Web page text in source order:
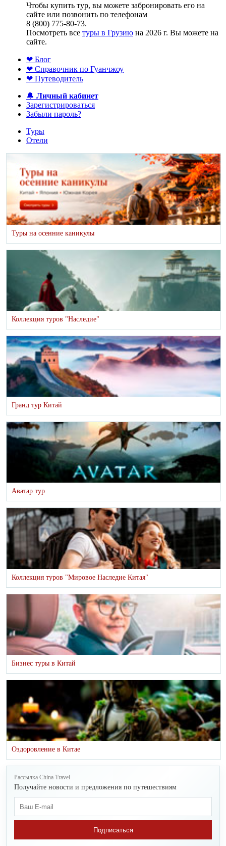
Чтобы купить тур, вы можете забронировать его на
сайте или позвонить по телефонам
8 (800) 775-80-73.
Посмотреть все туры в Грузию на 2026 г. Вы можете на
сайте.
❤ Блог
❤ Справочник по Гуанчжоу
❤ Путеводитель
🔔 Личный кабинет
Зарегистрироваться
Забыли пароль?
Туры
Отели
Туры на осенние каникулы
Коллекция туров "Наследие"
Гранд тур Китай
Аватар тур
Коллекция туров "Мировое Наследие Китая"
Бизнес туры в Китай
Оздоровление в Китае
Рассылка China Travel
Получайте новости и предложения по путешествиям
Подписаться